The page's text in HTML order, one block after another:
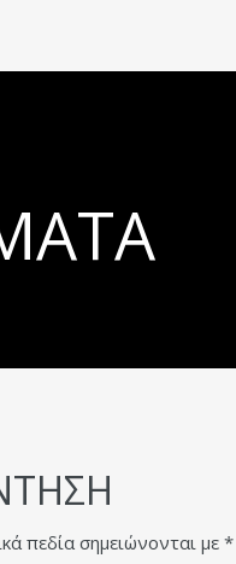
πεδία σημειώνονται με*